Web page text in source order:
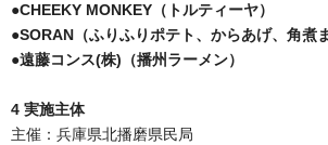
●CHEEKY MONKEY（トルティーヤ）
●SORAN（ふりふりポテト、からあげ、角煮
●遠藤コンス(株)（播州ラーメン）
4 実施主体
主催：兵庫県北播磨県民局